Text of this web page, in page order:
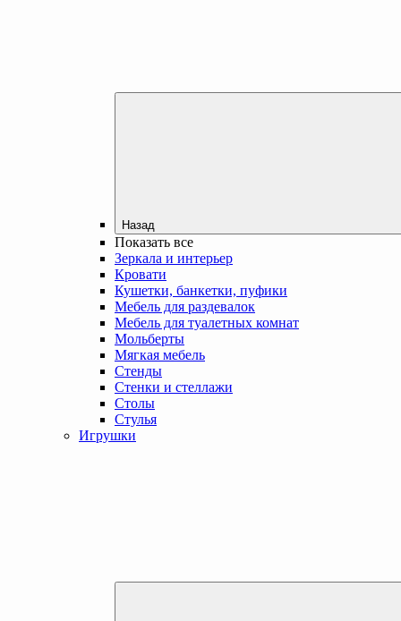
Назад
Показать все
Зеркала и интерьер
Кровати
Кушетки, банкетки, пуфики
Мебель для раздевалок
Мебель для туалетных комнат
Мольберты
Мягкая мебель
Стенды
Стенки и стеллажи
Столы
Стулья
Игрушки